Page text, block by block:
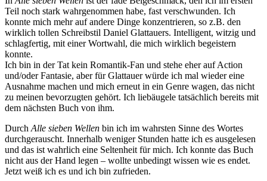
Teil noch stark wahrgenommen habe, fast verschwunden. Ich
konnte mich mehr auf andere Dinge konzentrieren, so z.B. den
wirklich tollen Schreibstil Daniel Glattauers. Intelligent, witzig und
schlagfertig, mit einer Wortwahl, die mich wirklich begeistern
konnte.
Ich bin in der Tat kein Romantik-Fan und stehe eher auf Action
und/oder Fantasie, aber für Glattauer würde ich mal wieder eine
Ausnahme machen und mich erneut in ein Genre wagen, das nicht
zu meinen bevorzugten gehört. Ich liebäugele tatsächlich bereits mit
dem nächsten Buch von ihm.
DurchAlle sieben Wellen bin ich im wahrsten Sinne des Wortes
durchgerauscht. Innerhalb weniger Stunden hatte ich es ausgelesen
und das ist wahrlich eine Seltenheit für mich. Ich konnte das Buch
nicht aus der Hand legen – wollte unbedingt wissen wie es endet.
Jetzt weiß ich es und ich bin zufrieden.